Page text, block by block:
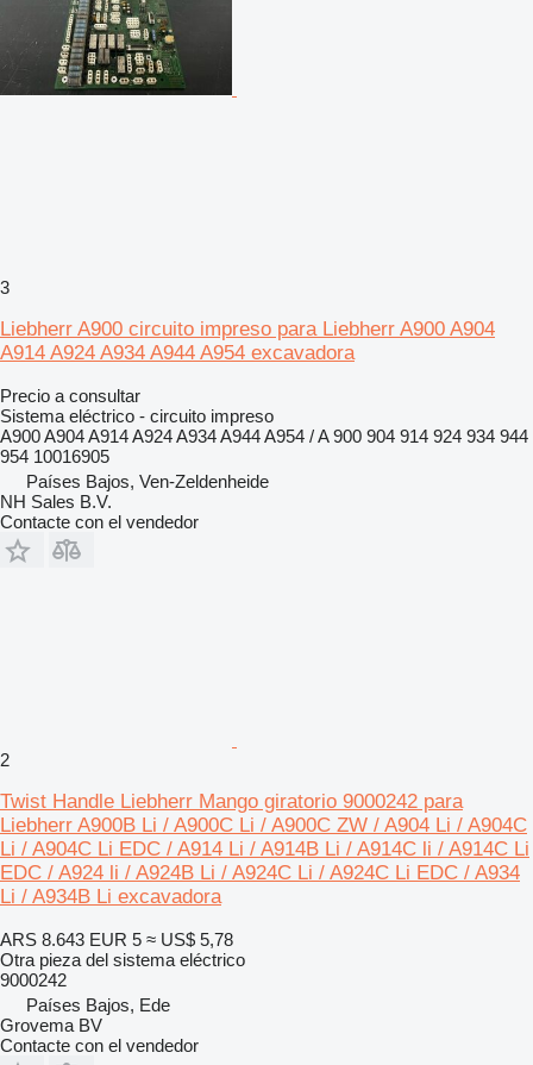
3
Liebherr A900 circuito impreso para Liebherr A900 A904
A914 A924 A934 A944 A954 excavadora
Precio a consultar
Sistema eléctrico - circuito impreso
A900 A904 A914 A924 A934 A944 A954 / A 900 904 914 924 934 944
954 10016905
Países Bajos, Ven-Zeldenheide
NH Sales B.V.
Contacte con el vendedor
2
Twist Handle Liebherr Mango giratorio 9000242 para
Liebherr A900B Li / A900C Li / A900C ZW / A904 Li / A904C
Li / A904C Li EDC / A914 Li / A914B Li / A914C li / A914C Li
EDC / A924 li / A924B Li / A924C Li / A924C Li EDC / A934
Li / A934B Li excavadora
ARS 8.643 EUR 5 ≈ US$ 5,78
Otra pieza del sistema eléctrico
9000242
Países Bajos, Ede
Grovema BV
Contacte con el vendedor